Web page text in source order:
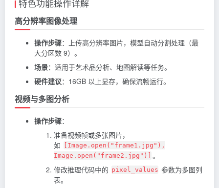
特色功能操作详解
高分辨率图像处理
操作步骤：上传高分辨率图片，模型自动分割处理（最
大分区数 9）。
场景：适用于艺术品分析、地图解读等任务。
硬件建议：16GB 以上显存，确保流畅运行。
视频与多图分析
操作步骤：
准备视频帧或多张图片，
如
[Image.open("frame1.jpg"),
Image.open("frame2.jpg")]
。
修改推理代码中的 pixel_values 参数为多图列
表。